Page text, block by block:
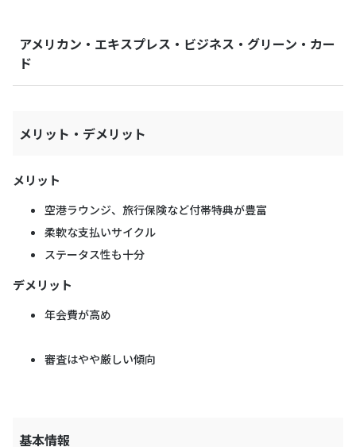
アメリカン・エキスプレス・ビジネス・グリーン・カー
ド
メリット・デメリット
メリット
空港ラウンジ、旅行保険など付帯特典が豊富
柔軟な支払いサイクル
ステータス性も十分
デメリット
年会費が高め
審査はやや厳しい傾向
基本情報